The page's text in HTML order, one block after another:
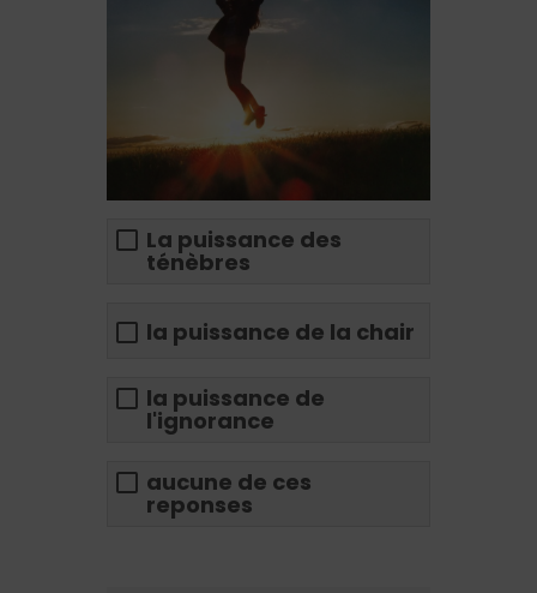
La puissance des
ténèbres
la puissance de la chair
la puissance de
l'ignorance
aucune de ces
reponses